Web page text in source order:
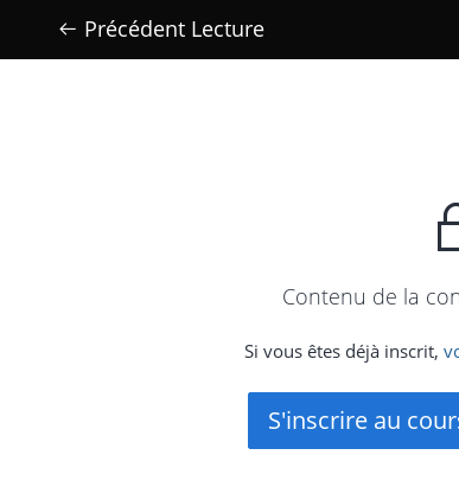
Précédent Lecture
Contenu de la
Si vous êtes déjà inscrit,
S'inscrire au